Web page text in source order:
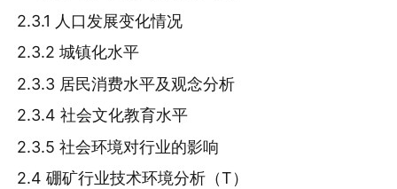
2.3.1 人口发展变化情况
2.3.2 城镇化水平
2.3.3 居民消费水平及观念分析
2.3.4 社会文化教育水平
2.3.5 社会环境对行业的影响
2.4 硼矿行业技术环境分析（T）